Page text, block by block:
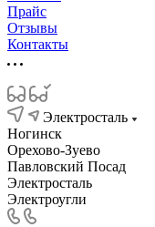
Прайс
Отзывы
Контакты
Электросталь
Ногинск
Орехово-Зуево
Павловский Посад
Электросталь
Электроугли